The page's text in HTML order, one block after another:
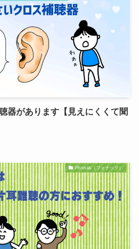
器があります【見えにくくて聞
Phonak（フォナック）